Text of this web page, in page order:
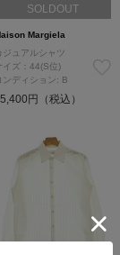
SOLDOUT
Margiela
ジュアルシャツ
イズ：44(S位)
ンディション: B
円（税込）